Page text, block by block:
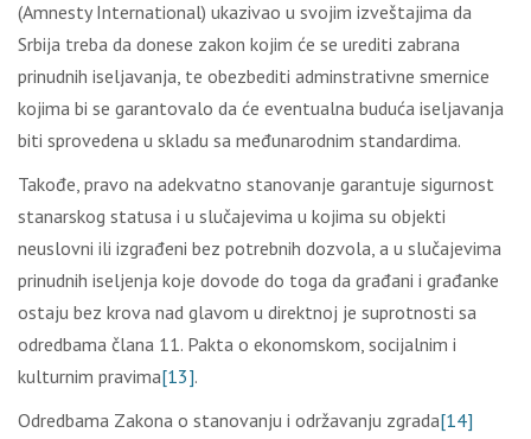
(Amnesty International) ukazivao u svojim izveštajima da
Srbija treba da donese zakon kojim će se urediti zabrana
prinudnih iseljavanja, te obezbediti adminstrativne smernice
kojima bi se garantovalo da će eventualna buduća iseljavanja
biti sprovedena u skladu sa međunarodnim standardima.
Takođe, pravo na adekvatno stanovanje garantuje sigurnost
stanarskog statusa i u slučajevima u kojima su objekti
neuslovni ili izgrađeni bez potrebnih dozvola, a u slučajevima
prinudnih iseljenja koje dovode do toga da građani i građanke
ostaju bez krova nad glavom u direktnoj je suprotnosti sa
odredbama člana 11. Pakta o ekonomskom, socijalnim i
kulturnim pravima[13].
Odredbama Zakona o stanovanju i održavanju zgrada[14]